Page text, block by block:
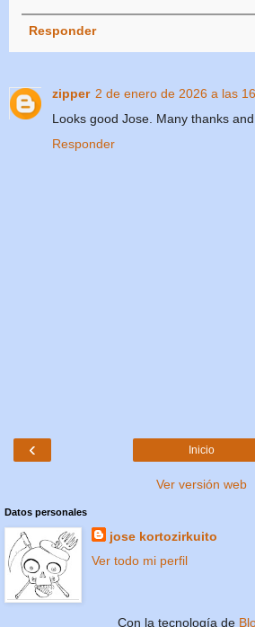
Responder
zipper 2 de enero de 2026 a las
Looks good Jose. Many thanks
Responder
‹ Inicio
Ver versión web
Datos personales
jose kortozirkuito
Ver todo mi perfil
Con la tecnología de